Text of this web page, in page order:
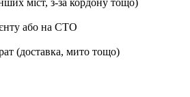
міст, з-за кордону тощо)
або на СТО
(доставка, мито тощо)